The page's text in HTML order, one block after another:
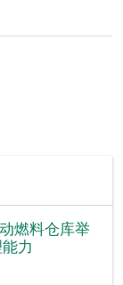
燃料仓库举
力